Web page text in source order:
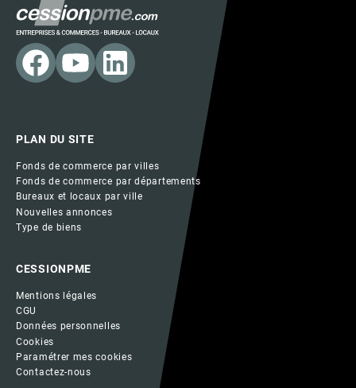
PLAN DU SITE
Fonds de commerce par villes
Fonds de commerce par départements
Bureaux et locaux par ville
Nouvelles annonces
Type de biens
CESSIONPME
Mentions légales
CGU
Données personnelles
Cookies
Paramétrer mes cookies
Contactez-nous